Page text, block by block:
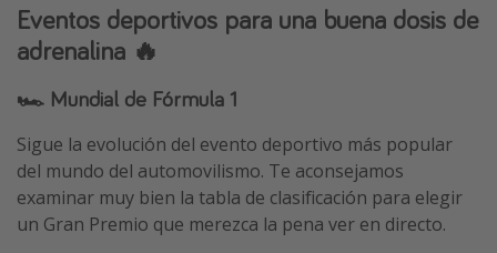
Eventos deportivos para una buena dosis de
adrenalina 🔥
🏎️ Mundial de Fórmula 1
Sigue la evolución del evento deportivo más popular
del mundo del automovilismo. Te aconsejamos
examinar muy bien la tabla de clasificación para elegir
un Gran Premio que merezca la pena ver en directo.